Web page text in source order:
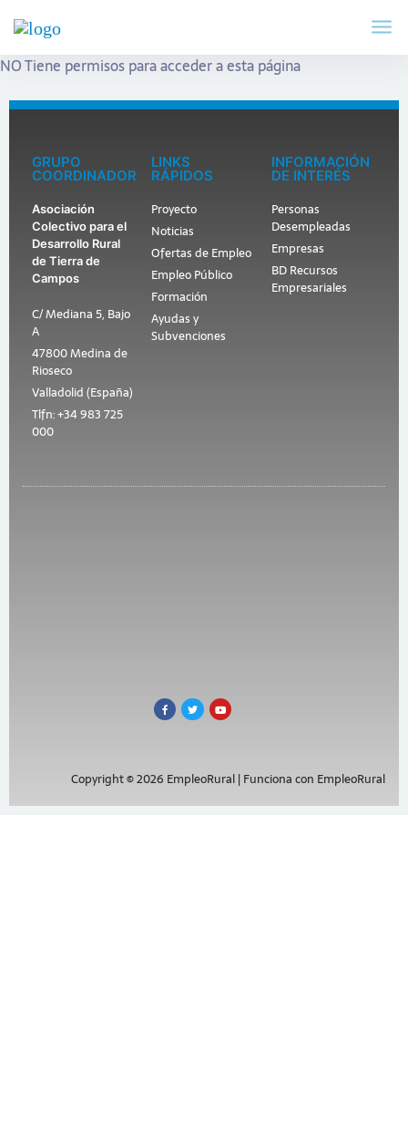
NO Tiene permisos para acceder a esta página
GRUPO
COORDINADOR
Asociación
Colectivo para el
Desarrollo Rural
de Tierra de
Campos
C/ Mediana 5, Bajo
A
47800 Medina de
Rioseco
Valladolid (España)
Tlfn: +34 983 725
000
LINKS
RÁPIDOS
Proyecto
Noticias
Ofertas de Empleo
Empleo Público
Formación
Ayudas y
Subvenciones
INFORMACIÓN
DE INTERÉS
Personas
Desempleadas
Empresas
BD Recursos
Empresariales
Copyright © 2026 EmpleoRural | Funciona con EmpleoRural